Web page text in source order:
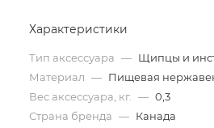
Характеристики
Тип аксессуара — Щипцы и
Материал — Пищевая
Вес аксессуара, кг.
— 0,3
Страна бренда — Канада